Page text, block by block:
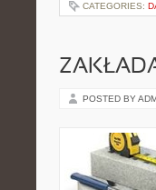
CATEGORIES:
POSTED BY